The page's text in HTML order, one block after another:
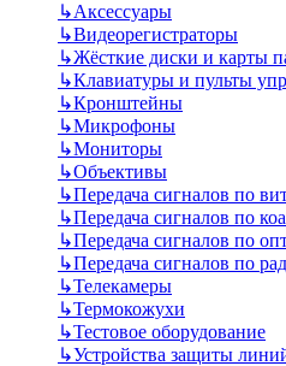
↳Аксессуары
↳Видеорегистраторы
↳Жёсткие диски и карты
↳Клавиатуры и пульты
↳Кронштейны
↳Микрофоны
↳Мониторы
↳Объективы
↳Передача сигналов по
↳Передача сигналов по
↳Передача сигналов по
↳Передача сигналов по
↳Телекамеры
↳Термокожухи
↳Тестовое оборудование
↳Устройства защиты